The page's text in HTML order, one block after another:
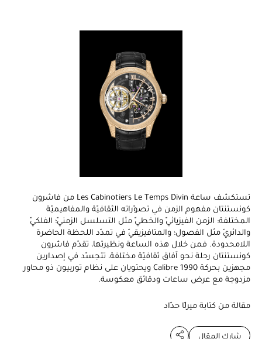
تستكشف ساعة Les Cabinotiers Le Temps Divin من فاشرون
كونستنتان مفهوم الزمن في تصوّراته الثقافيّة والمفاهيميّة
المختلفة: الزمن الفيزيائيّ والخطيّ مثل التسلسل الزمنيّ؛ الفلكيّ
والدائريّ مثل الفصول؛ والمتافيزيقيّ في تمدّد اللحظة الحاضرة
اللامحدودة. فمن خلال هذه الساعة ونظيرتها، تقدّم فاشرون
كونستنتان رحلة نحو آفاق ثقافيّة مختلفة، تتجسّد في إصدارين
مجهزين بحركة Calibre 1990 ويحتويان على نظام توربيون ذو محاور
مزدوجة مع عرض ساعات ودقائق معكوسة.
مقالة من كتابة ميرلّا حدّاد
شارك المقال